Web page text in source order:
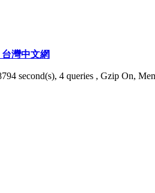
灣中文網
second(s), 4 queries , Gzip On,